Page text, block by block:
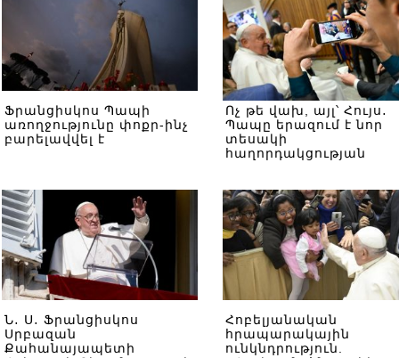
Ֆրանցիսկոս Պապի
առողջությունը փոքր-ինչ
բարելավվել է
Ոչ թե վախ, այլ՝ Հույս․
Պապը երազում է նոր
տեսակի
հաղորդակցության
Ն․ Ս․ Ֆրանցիսկոս
Սրբազան
Քահանայապետի
Հոբելյանական
հրապարակային
ունկնդրություն.